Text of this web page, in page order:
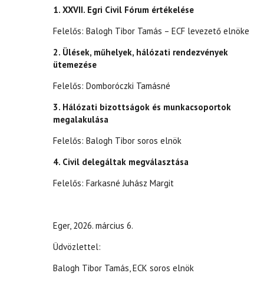
1. XXVII. Egri Civil Fórum értékelése
Felelős: Balogh Tibor Tamás – ECF levezető elnöke
2. Ülések, műhelyek, hálózati rendezvények
ütemezése
Felelős: Domboróczki Tamásné
3. Hálózati bizottságok és munkacsoportok
megalakulása
Felelős: Balogh Tibor soros elnök
4. Civil delegáltak megválasztása
Felelős: Farkasné Juhász Margit
Eger, 2026. március 6.
Üdvözlettel:
Balogh Tibor Tamás, ECK soros elnök